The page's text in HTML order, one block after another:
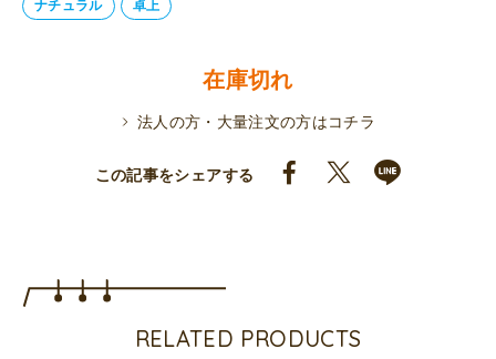
ナチュラル 卓上
在庫切れ
法人の方・大量注文の方はコチラ
この記事をシェアする
RELATED PRODUCTS